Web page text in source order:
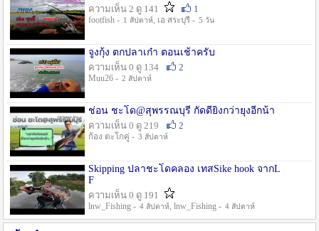
ความเห็น 2 ดู 141
1
footfish - 1 สัปดาห์, เอ สระบุรี - 5 วัน
จูงกุ้ง ตกปลาเก๋า ตอนเช้าครับ
ความเห็น 0 ดู 134
2
Muu26 - 2 สัปดาห์
ช่อน ชะโด@สุพรรณบุรี กัดดียิ่งกว่ายุงอีกน้า
ความเห็น 0 ดู 219
2
ก้อง ตะโกคู่ - 3 สัปดาห์
Skipping ปลาชะโดคลอง เทสSike hook จากL
F
ความเห็น 0 ดู 191
lnw_Fishing - 4 สัปดาห์, lnw_Fishing - 4 สัปดาห์